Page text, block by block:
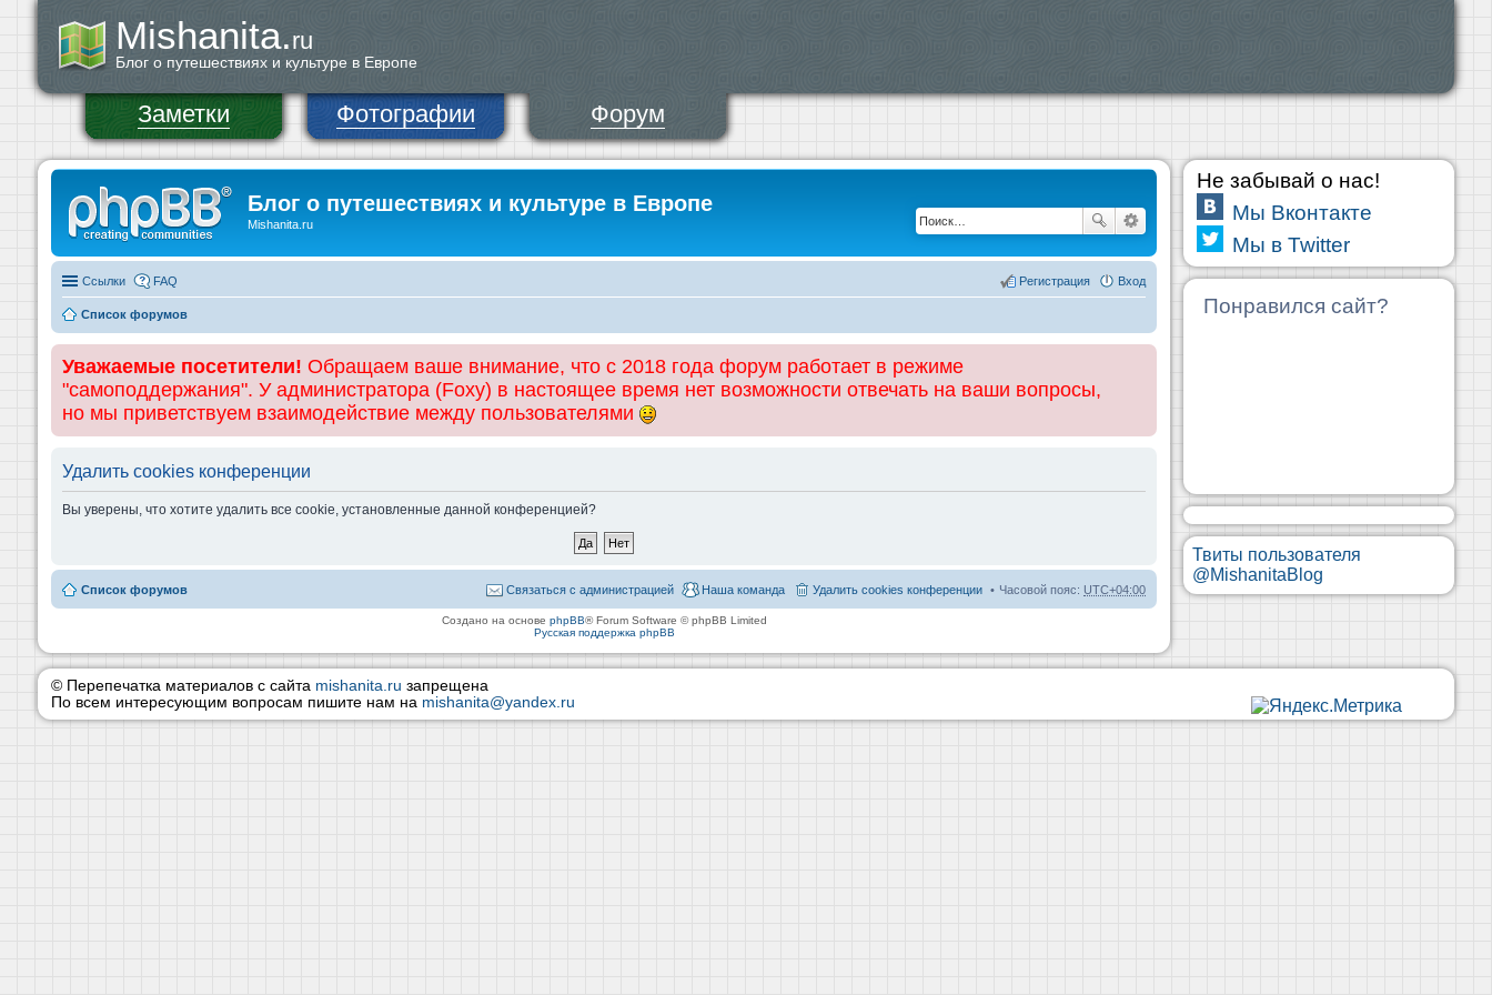
Mishanita.ru
Блог о путешествиях и культуре в Европе
Заметки Фотографии Форум
Блог о путешествиях и культуре в Европе
Mishanita.ru
Ссылки FAQ Вход
Регистрация
Список форумов
Уважаемые посетители! Обращаем ваше внимание, что с 2018 года форум работает в режиме
"самоподдержания". У администратора (Foxy) в настоящее время нет возможности отвечать на ваши вопросы,
но мы приветствуем взаимодействие между пользователями
Удалить cookies конференции
Вы уверены, что хотите удалить все cookie, установленные данной конференцией?
Список форумов Часовой пояс: UTC+04:00
Удалить cookies конференции
Наша команда
Связаться с администрацией
Создано на основе phpBB® Forum Software © phpBB Limited
Русская поддержка phpBB
Не забывай о нас!
Мы Вконтакте
Мы в Twitter
Понравился сайт?
Твиты пользователя
@MishanitaBlog
© Перепечатка материалов с сайта mishanita.ru запрещена
По всем интересующим вопросам пишите нам на mishanita@yandex.ru